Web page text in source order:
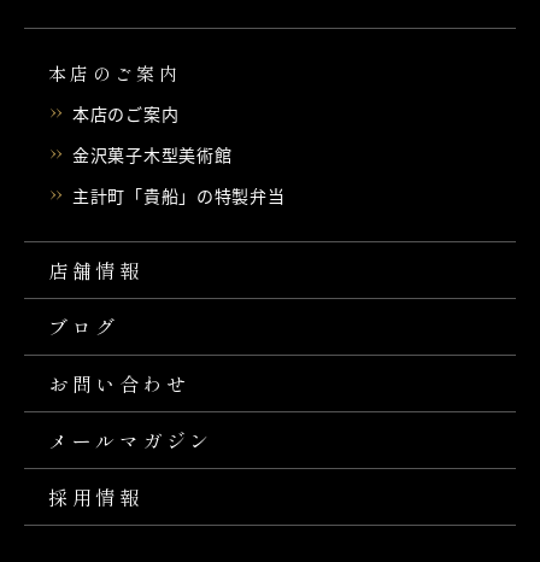
本店のご案内
本店のご案内
金沢菓子木型美術館
主計町「貴船」の特製弁当
店舗情報
ブログ
お問い合わせ
メールマガジン
採用情報